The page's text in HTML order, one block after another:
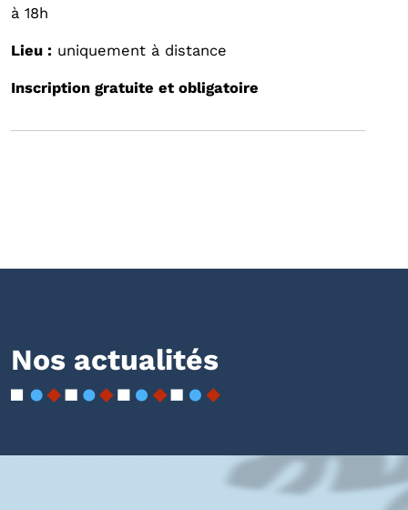
à 18h
Lieu : uniquement à distance
Inscription gratuite et obligatoire
Nos actualités